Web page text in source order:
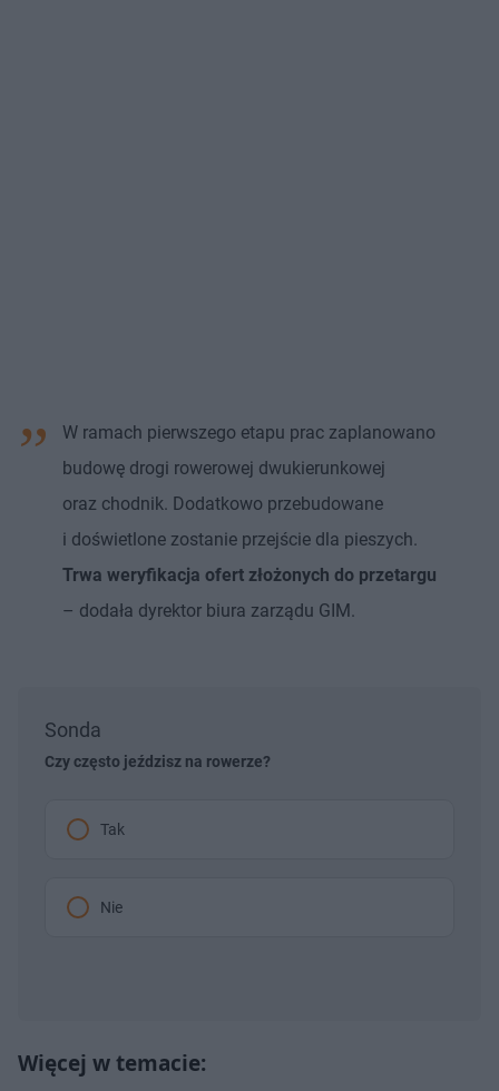
W ramach pierwszego etapu prac zaplanowano
budowę drogi rowerowej dwukierunkowej
oraz chodnik. Dodatkowo przebudowane
i doświetlone zostanie przejście dla pieszych.
Trwa weryfikacja ofert złożonych do przetargu
– dodała dyrektor biura zarządu GIM.
Sonda
Czy często jeździsz na rowerze?
Tak
Nie